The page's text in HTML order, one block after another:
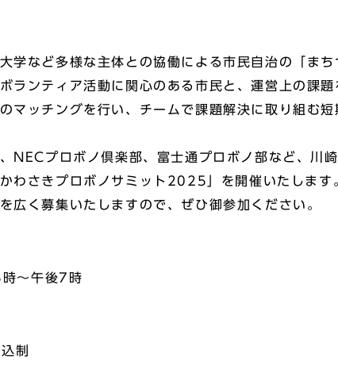
学など多様な主体との協働による市民自治の「ま
ランティア活動に関心のある市民と、運営上の課
マッチングを行い、チームで課題解決に取り組む
NECプロボノ倶楽部、富士通プロボノ部など、川
わさきプロボノサミット2025」を開催いたします
く募集いたしますので、ぜひ御参加ください。
～午後7時
込制